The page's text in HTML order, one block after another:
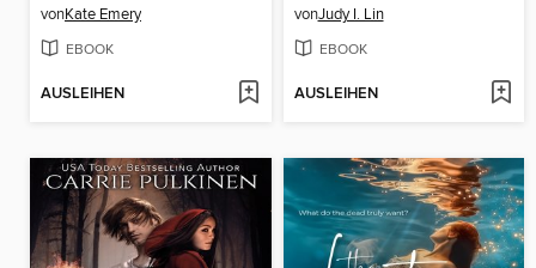
vonKate Emery
EBOOK
AUSLEIHEN
vonJudy I. Lin
EBOOK
AUSLEIHEN